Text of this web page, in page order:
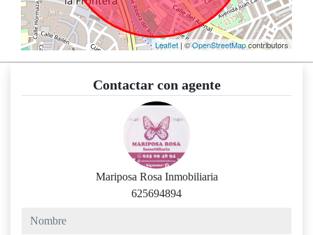
Leaflet | ©OpenStreetMapcontributors
Contactar con agente
Mariposa Rosa Inmobiliaria
625694894
nombre